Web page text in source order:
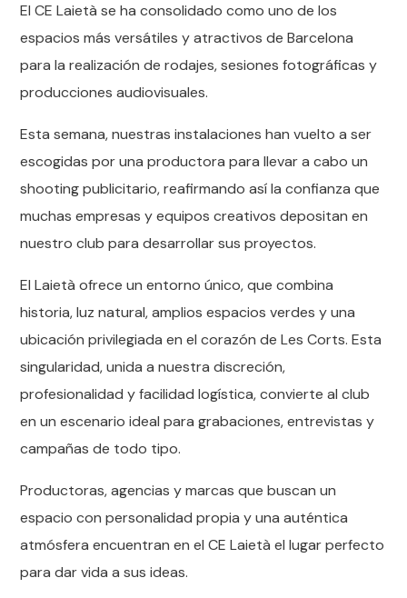
El CE Laietà se ha consolidado como uno de los
espacios más versátiles y atractivos de Barcelona
para la realización de rodajes, sesiones fotográficas y
producciones audiovisuales.
Esta semana, nuestras instalaciones han vuelto a ser
escogidas por una productora para llevar a cabo un
shooting publicitario, reafirmando así la confianza que
muchas empresas y equipos creativos depositan en
nuestro club para desarrollar sus proyectos.
El Laietà ofrece un entorno único, que combina
historia, luz natural, amplios espacios verdes y una
ubicación privilegiada en el corazón de Les Corts. Esta
singularidad, unida a nuestra discreción,
profesionalidad y facilidad logística, convierte al club
en un escenario ideal para grabaciones, entrevistas y
campañas de todo tipo.
Productoras, agencias y marcas que buscan un
espacio con personalidad propia y una auténtica
atmósfera encuentran en el CE Laietà el lugar perfecto
para dar vida a sus ideas.